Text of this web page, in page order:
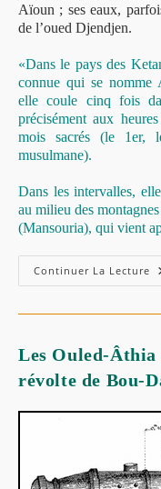
Aïoun ; ses eaux,
de l’oued Djendjen.
«Dans le pays des
connue qui se nomme
elle coule cinq fois
précisément aux
mois sacrés (le 1er,
musulmane).
Dans les intervalles,
au milieu des
(Mansouria), qui vient
Continuer La Lecture
Les Ouled-Âthia
révolte de Bou-